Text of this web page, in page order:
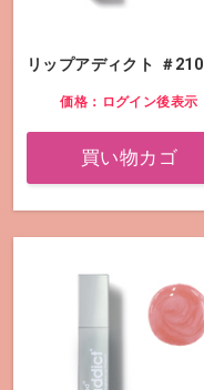
リップアディクト ＃210
価格：ログイン後表示
買い物カゴ